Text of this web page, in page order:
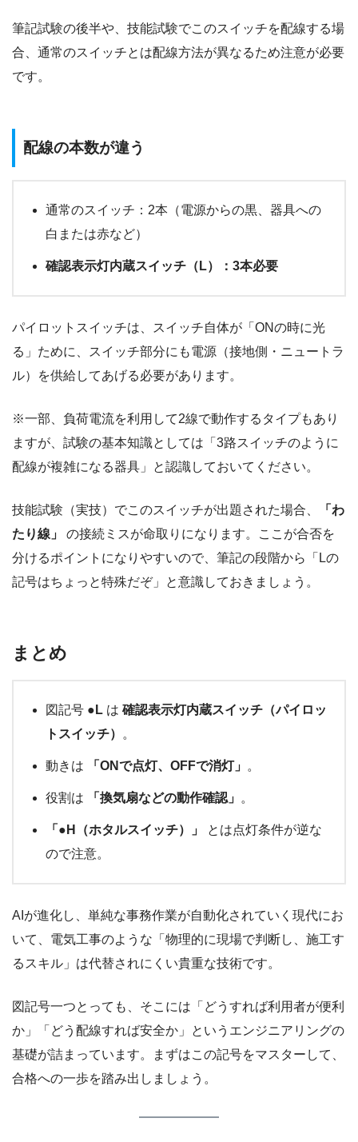
筆記試験の後半や、技能試験でこのスイッチを配線する場
合、通常のスイッチとは配線方法が異なるため注意が必要
です。
配線の本数が違う
通常のスイッチ：2本（電源からの黒、器具への
白または赤など）
確認表示灯内蔵スイッチ（L）：3本必要
パイロットスイッチは、スイッチ自体が「ONの時に光
る」ために、スイッチ部分にも電源（接地側・ニュートラ
ル）を供給してあげる必要があります。
※一部、負荷電流を利用して2線で動作するタイプもあり
ますが、試験の基本知識としては「3路スイッチのように
配線が複雑になる器具」と認識しておいてください。
技能試験（実技）でこのスイッチが出題された場合、
「わ
たり線」
の接続ミスが命取りになります。ここが合否を
分けるポイントになりやすいので、筆記の段階から「Lの
記号はちょっと特殊だぞ」と意識しておきましょう。
まとめ
図記号 ●L は 確認表示灯内蔵スイッチ（パイロッ
トスイッチ）
。
動きは 「ONで点灯、OFFで消灯」 。
役割は 「換気扇などの動作確認」 。
「●H（ホタルスイッチ）」
とは点灯条件が逆な
ので注意。
AIが進化し、単純な事務作業が自動化されていく現代にお
いて、電気工事のような「物理的に現場で判断し、施工す
るスキル」は代替されにくい貴重な技術です。
図記号一つとっても、そこには「どうすれば利用者が便利
か」「どう配線すれば安全か」というエンジニアリングの
基礎が詰まっています。まずはこの記号をマスターして、
合格への一歩を踏み出しましょう。